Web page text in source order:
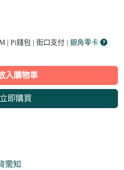
| Pi錢包 | 街口支付 | 銀角零卡
入購物車
立即購買
需知